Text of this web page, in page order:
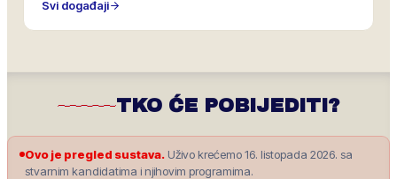
Svi događaji
TKO ĆE POBIJEDITI?
Ovo je pregled sustava. Uživo krećemo 16. listopada 2026. sa
stvarnim kandidatima i njihovim programima.